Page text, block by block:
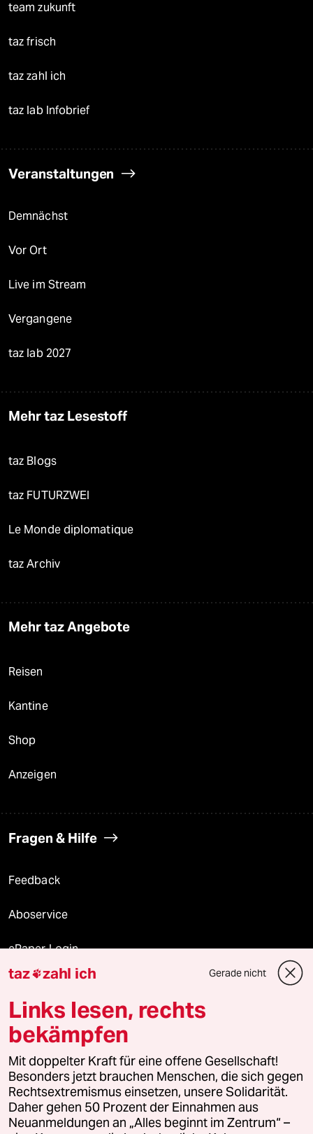
team zukunft
taz frisch
taz zahl ich
taz lab Infobrief
Veranstaltungen
Demnächst
Vor Ort
Live im Stream
Vergangene
taz lab 2027
Mehr taz Lesestoff
taz Blogs
taz FUTURZWEI
Le Monde diplomatique
taz Archiv
Mehr taz Angebote
Reisen
Kantine
Shop
Anzeigen
Fragen & Hilfe
Feedback
Aboservice
ePaper Login
Downloads für Abonnierende
© 2026 taz Verlags und Vertriebs GmbH
Alle Rechte vorbehalten. Bei rechtlichen Fragen oder für Genehmigungen
wenden Sie sich bitte an
lizenzen@taz.de
Feedback Redaktionsstatut Kommune-Richtlinien
taz zahl ich Gerade nicht
Links lesen, rechts
bekämpfen
Mit doppelter Kraft für eine offene Gesellschaft!
Besonders jetzt brauchen Menschen, die sich gegen
Rechtsextremismus einsetzen, unsere Solidarität.
Daher gehen 50 Prozent der Einnahmen aus
Neuanmeldungen an „Alles beginnt im Zentrum“ –